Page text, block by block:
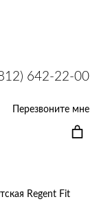
642-22-00
Перезвоните мне
Regent Fit